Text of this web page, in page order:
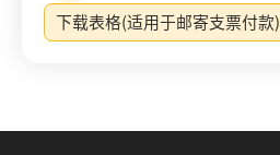
下载表格(适用于邮寄支票付款)